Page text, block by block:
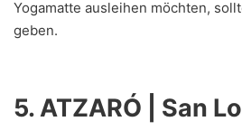
Yogamatte ausleihen möchten,
geben.
5. ATZARÓ | San